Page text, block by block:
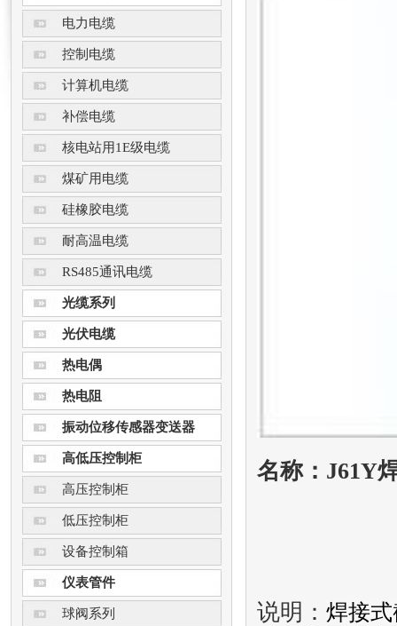
电力电缆
控制电缆
计算机电缆
补偿电缆
核电站用1E级电缆
煤矿用电缆
硅橡胶电缆
耐高温电缆
RS485通讯电缆
光缆系列
光伏电缆
热电偶
热电阻
振动位移传感器变送器
高低压控制柜
高压控制柜
低压控制柜
设备控制箱
仪表管件
球阀系列
名称：J61Y
说明： 焊接